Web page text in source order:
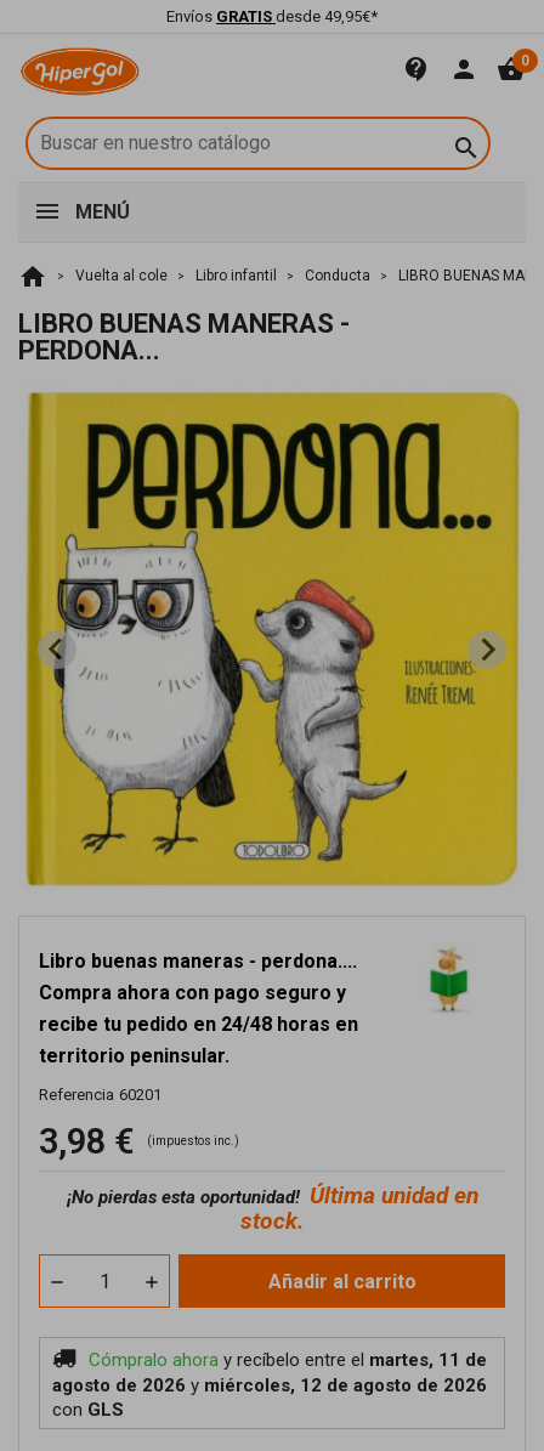
Envíos GRATIS desde 49,95€*
contact_support person shopping_basket0

MENÚ
home Vuelta al cole Libro infantil Conducta LIBRO BUENAS
LIBRO BUENAS MANERAS -
PERDONA...
Libro buenas maneras - perdona....
Compra ahora con pago seguro y
recibe tu pedido en 24/48 horas en
territorio peninsular.
Referencia 60201
3,98 € (impuestos inc.)
¡No pierdas esta oportunidad! Última unidad en
stock.
Añadir al carrito
Cómpralo ahora y recíbelo entre el martes, 11 de
agosto de 2026 y miércoles, 12 de agosto de 2026
con GLS